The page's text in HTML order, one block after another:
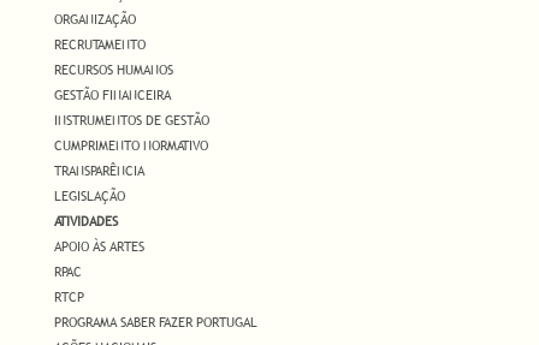
ORGANIZAÇÃO
RECRUTAMENTO
RECURSOS HUMANOS
GESTÃO FINANCEIRA
INSTRUMENTOS DE GESTÃO
CUMPRIMENTO NORMATIVO
TRANSPARÊNCIA
LEGISLAÇÃO
ATIVIDADES
APOIO ÀS ARTES
RPAC
RTCP
PROGRAMA SABER FAZER PORTUGAL